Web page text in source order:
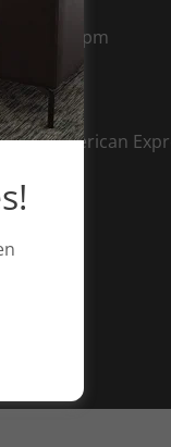
a 5:00 pm
pm
American